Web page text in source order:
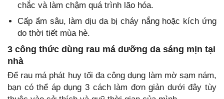
chắc và làm chậm quá trình lão hóa.
Cấp ẩm sâu, làm dịu da bị cháy nắng hoặc kích ứng
do thời tiết mùa hè.
3 công thức dùng rau má dưỡng da sáng mịn tại
nhà
Để rau má phát huy tối đa công dụng làm mờ sạm nám,
bạn có thể áp dụng 3 cách làm đơn giản dưới đây tùy